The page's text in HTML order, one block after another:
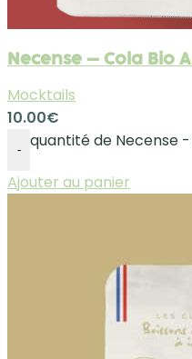
Necense – Cola Bio
Mocktails
10.00€
-
quantité de Necense
Ajouter au panier